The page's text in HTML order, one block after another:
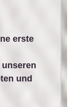
erste
und